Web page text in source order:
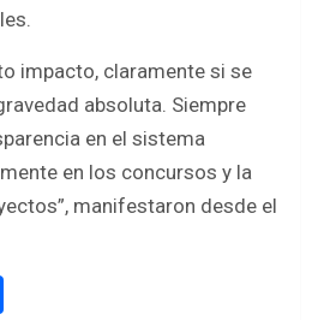
impacto, claramente si se
absoluta. Siempre
en el sistema
en los concursos y la
manifestaron desde el